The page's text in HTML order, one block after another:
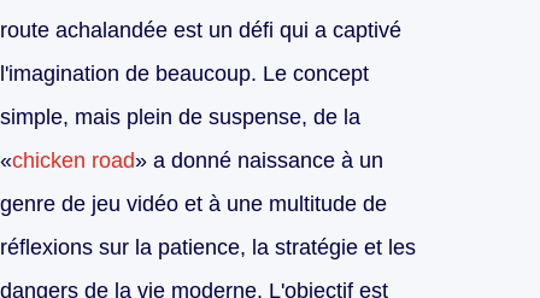
route achalandée est un défi qui a captivé
l'imagination de beaucoup. Le concept
simple, mais plein de suspense, de la
«chicken road» a donné naissance à un
genre de jeu vidéo et à une multitude de
réflexions sur la patience, la stratégie et les
dangers de la vie moderne. L'objectif est